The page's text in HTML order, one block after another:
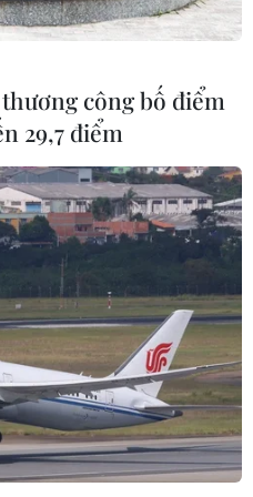
động vật
Bắc Bộ sẽ
Việt Nam?
khẩn cấp
Thao
công bố điểm
29,7 điểm